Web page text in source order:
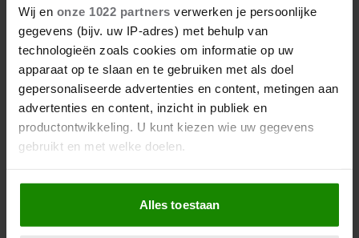
Wij en onze 1022 partners verwerken je persoonlijke
gegevens (bijv. uw IP-adres) met behulp van
technologieën zoals cookies om informatie op uw
apparaat op te slaan en te gebruiken met als doel
gepersonaliseerde advertenties en content, metingen aan
advertenties en content, inzicht in publiek en
productontwikkeling. U kunt kiezen wie uw gegevens
gebruikt en met welke doelen.
Als u het toestaat, willen we ook graag:
Informatie verzamelen over uw geografische
locatie, die tot een paar meter nauwkeurig kan zijn
Alles toestaan